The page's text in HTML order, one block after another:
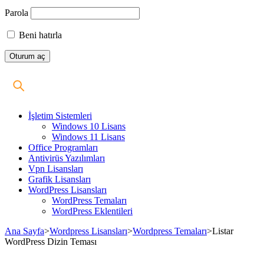
Parola
Beni hatırla
İşletim Sistemleri
Windows 10 Lisans
Windows 11 Lisans
Office Programları
Antivirüs Yazılımları
Vpn Lisansları
Grafik Lisansları
WordPress Lisansları
WordPress Temaları
WordPress Eklentileri
Ana Sayfa>Wordpress Lisansları>Wordpress Temaları>Listar
WordPress Dizin Teması